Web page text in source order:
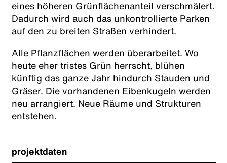
eines höheren Grünflächenanteil verschmälert.
Dadurch wird auch das unkontrollierte Parken
auf den zu breiten Straßen verhindert.
Alle Pflanzflächen werden überarbeitet. Wo
heute eher tristes Grün herrscht, blühen
künftig das ganze Jahr hindurch Stauden und
Gräser. Die vorhandenen Eibenkugeln werden
neu arrangiert. Neue Räume und Strukturen
entstehen.
projektdaten